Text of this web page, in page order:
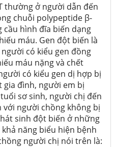
thường ở người dẫn đến
chuỗi polypeptide β-
hình đĩa biến dạng
máu. Gen đột biến là
có kiểu gen đồng
máu nặng và chết
có kiểu gen dị hợp bị
đình, người em bị
sơ sinh, người chị đến
người chồng không bị
sinh đột biến ở những
năng biểu hiện bệnh
người chị nói trên là: